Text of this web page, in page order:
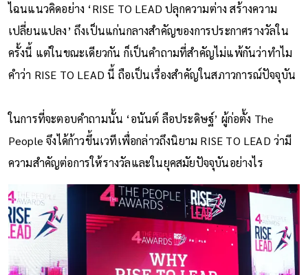
ไฉนแนวคิดอย่าง ‘RISE TO LEAD ปลุกความต่าง สร้างความ
เปลี่ยนแปลง’ ถึงเป็นแก่นกลางสำคัญของการประกาศรางวัลใน
ครั้งนี้ แต่ในขณะเดียวกัน ก็เป็นคำถามที่สำคัญไม่แพ้กันว่าทำไม
คำว่า RISE TO LEAD นี้ ถือเป็นเรื่องสำคัญในสภาวการณ์ปัจจุบัน
ในการที่จะตอบคำถามนั้น ‘อนันต์ ลือประดิษฐ์’ ผู้ก่อตั้ง The
People จึงได้ก้าวขึ้นเวทีเพื่อกล่าวถึงนิยาม RISE TO LEAD ว่ามี
ความสำคัญต่อการให้รางวัลและในยุคสมัยปัจจุบันอย่างไร